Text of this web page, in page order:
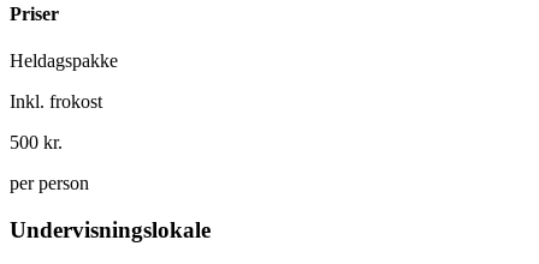
Priser
Heldagspakke
Inkl. frokost
500 kr.
per person
Undervisningslokale